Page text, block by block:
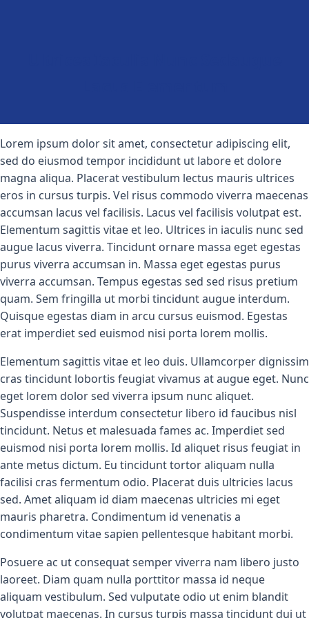
Lorem ipsum dolor sit amet, consectetur adipiscing elit,
sed do eiusmod tempor incididunt ut labore et dolore
magna aliqua. Placerat vestibulum lectus mauris ultrices
eros in cursus turpis. Vel risus commodo viverra maecenas
accumsan lacus vel facilisis. Lacus vel facilisis volutpat est.
Elementum sagittis vitae et leo. Ultrices in iaculis nunc sed
augue lacus viverra. Tincidunt ornare massa eget egestas
purus viverra accumsan in. Massa eget egestas purus
viverra accumsan. Tempus egestas sed sed risus pretium
quam. Sem fringilla ut morbi tincidunt augue interdum.
Quisque egestas diam in arcu cursus euismod. Egestas
erat imperdiet sed euismod nisi porta lorem mollis.
Elementum sagittis vitae et leo duis. Ullamcorper dignissim
cras tincidunt lobortis feugiat vivamus at augue eget. Nunc
eget lorem dolor sed viverra ipsum nunc aliquet.
Suspendisse interdum consectetur libero id faucibus nisl
tincidunt. Netus et malesuada fames ac. Imperdiet sed
euismod nisi porta lorem mollis. Id aliquet risus feugiat in
ante metus dictum. Eu tincidunt tortor aliquam nulla
facilisi cras fermentum odio. Placerat duis ultricies lacus
sed. Amet aliquam id diam maecenas ultricies mi eget
mauris pharetra. Condimentum id venenatis a
condimentum vitae sapien pellentesque habitant morbi.
Posuere ac ut consequat semper viverra nam libero justo
laoreet. Diam quam nulla porttitor massa id neque
aliquam vestibulum. Sed vulputate odio ut enim blandit
volutpat maecenas. In cursus turpis massa tincidunt dui ut